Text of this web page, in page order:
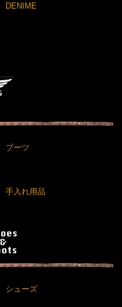
DENIME
ブーツ
手入れ用品
シューズ